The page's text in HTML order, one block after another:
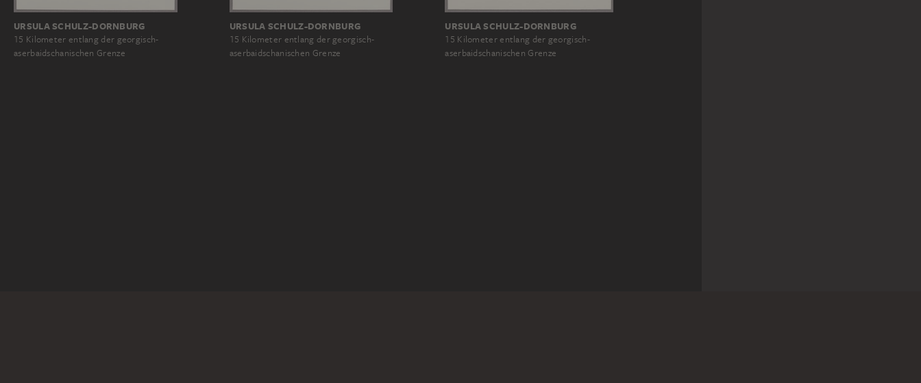
URSULA SCHULZ-DORNBURG
15 Kilometer entlang der georgisch-
aserbaidschanischen Grenze
URSULA SCHULZ-DORNBURG
15 Kilometer entlang der georgisch-
aserbaidschanischen Grenze
URSULA SCHULZ-DORNBURG
15 Kilometer entlang der georgisch-
aserbaidschanischen Grenze